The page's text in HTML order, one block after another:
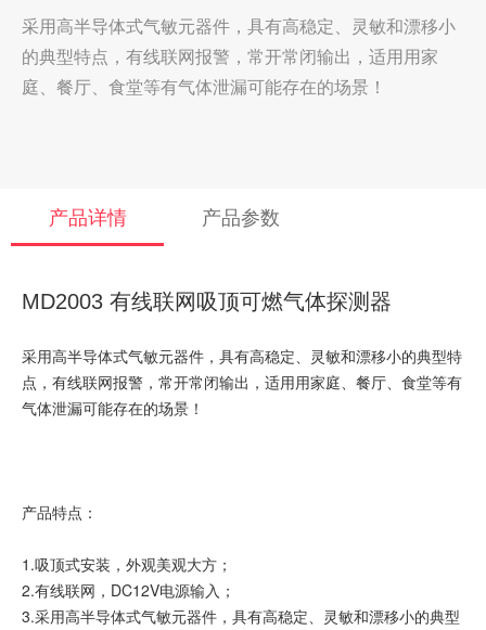
采用高半导体式气敏元器件，具有高稳定、灵敏和漂移小
的典型特点，有线联网报警，常开常闭输出，适用用家
庭、餐厅、食堂等有气体泄漏可能存在的场景！
产品详情 产品参数
MD2003 有线联网吸顶可燃气体探测器
采用高半导体式气敏元器件，具有高稳定、灵敏和漂移小的典型特
点，有线联网报警，常开常闭输出，适用用家庭、餐厅、食堂等有
气体泄漏可能存在的场景！
产品特点：
1.吸顶式安装，外观美观大方；
2.有线联网，DC12V电源输入；
3.采用高半导体式气敏元器件，具有高稳定、灵敏和漂移小的典型